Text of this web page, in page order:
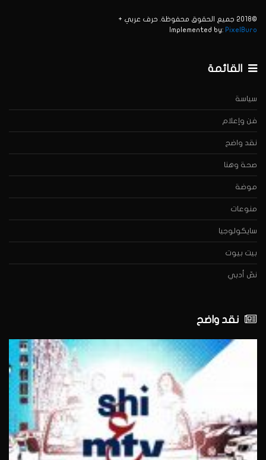
©2018 جميع الحقوق محفوظة. حرف عربي +
Implemented by: PixelBuro
القائمة
سياسة
فن وإعلام
نقد واضح
صحة وهنا
موضة
منوعات
سايكولوجيا
بيت بيوت
نصّ أدبي
نقد واضح